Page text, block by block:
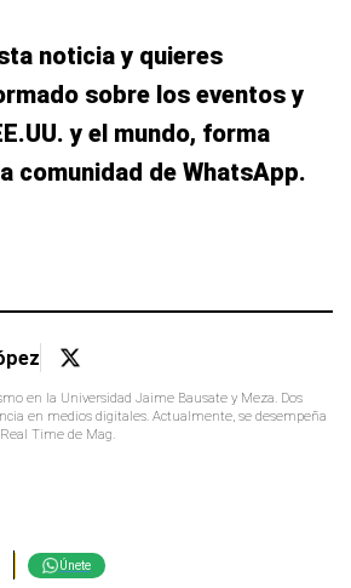
noticia y quieres
sobre los eventos y
y el mundo, forma
comunidad de WhatsApp.
en la Universidad Jaime Bausate y Meza. Dos
en medios digitales. Actualmente, se desempeña
Time de Mag.
Únete